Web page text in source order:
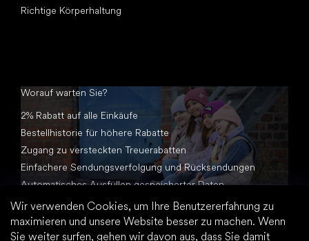
Wir verwenden Cookies, um Ihre Benutzererfahrung zu
maximieren und unsere Website besser zu machen. Wenn
Sie weiter surfen, gehen wir davon aus, dass Sie damit
Richtige Körperhaltung
Worauf warten Sie?
2% Rabatt auf alle Einkäufe
Bestellhistorie für höhere Rabatte
Zugang zu versteckten Treuerabatten
Einfachere Sendungsverfolgung und Rücksendungen
Automatisches Ausfüllen gespeicherter Daten
Alle Dokumente an einem Ort